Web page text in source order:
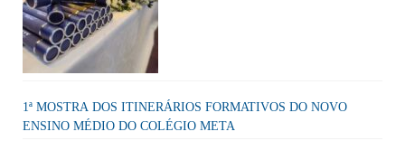
1ª MOSTRA DOS ITINERÁRIOS FORMATIVOS DO NOVO
ENSINO MÉDIO DO COLÉGIO META